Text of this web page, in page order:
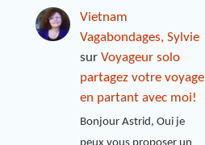
Vietnam
Vagabondages, Sylvie
surVoyageur solo
partagez votre voyage
en partant avec moi!
Bonjour Astrid, Oui je